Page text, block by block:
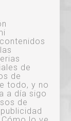
de
de
todo, y no
a día sigo
de